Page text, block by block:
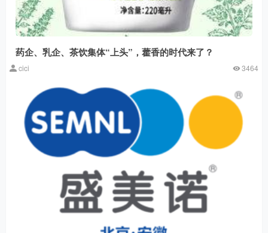
药企、乳企、茶饮集体“上头”，藿香的时代来了？
cici 3464